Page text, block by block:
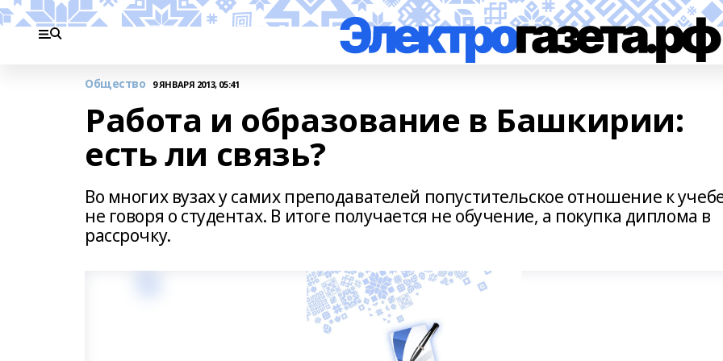
Общество 9 ЯНВАРЯ 2013, 05:41
Работа и образование в Башкирии:
есть ли связь?
Во многих вузах у самих преподавателей попустительское отношение к
не говоря о студентах. В итоге получается не обучение, а покупка диплома в
рассрочку.